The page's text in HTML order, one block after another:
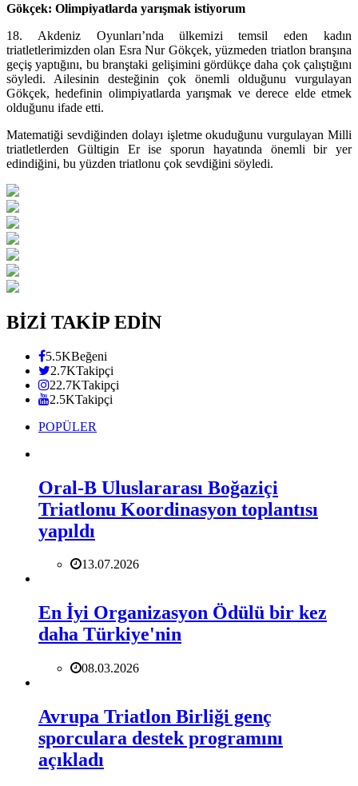
Gökçek: Olimpiyatlarda yarışmak istiyorum
18. Akdeniz Oyunları’nda ülkemizi temsil eden kadın
triatletlerimizden olan Esra Nur Gökçek, yüzmeden triatlon branşına
geçiş yaptığını, bu branştaki gelişimini gördükçe daha çok çalıştığını
söyledi. Ailesinin desteğinin çok önemli olduğunu vurgulayan
Gökçek, hedefinin olimpiyatlarda yarışmak ve derece elde etmek
olduğunu ifade etti.
Matematiği sevdiğinden dolayı işletme okuduğunu vurgulayan Milli
triatletlerden Gültigin Er ise sporun hayatında önemli bir yer
edindiğini, bu yüzden triatlonu çok sevdiğini söyledi.
BİZİ TAKİP EDİN
5.5KBeğeni
2.7KTakipçi
22.7KTakipçi
2.5KTakipçi
POPÜLER
Oral-B Uluslararası Boğaziçi
Triatlonu Koordinasyon toplantısı
yapıldı
13.07.2026
En İyi Organizasyon Ödülü bir kez
daha Türkiye'nin
08.03.2026
Avrupa Triatlon Birliği genç
sporculara destek programını
açıkladı